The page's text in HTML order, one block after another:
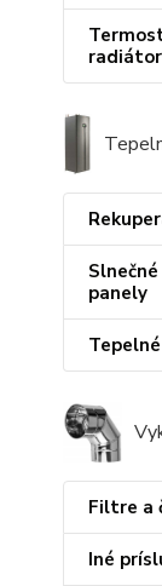
panely
Filtre a
Iné